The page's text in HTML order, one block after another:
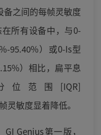
备之间的每帧灵敏度
所有设备中，与0-
95.40%）或0-Is型
）相比，扁平息
位范围[IQR]
灵敏度显着降低。
Genius第一版，